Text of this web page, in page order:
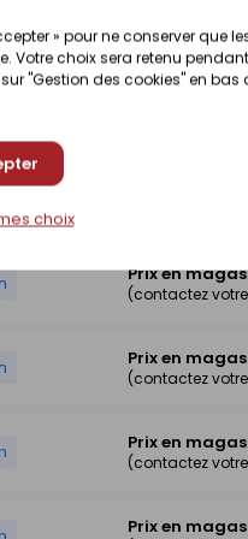
» pour ne conserver que
Votre choix sera retenu pendant
"Gestion des cookies" en bas
choix
(contactez
Prix en
(contactez
Prix en
(contactez
Prix en
(contactez
Prix en